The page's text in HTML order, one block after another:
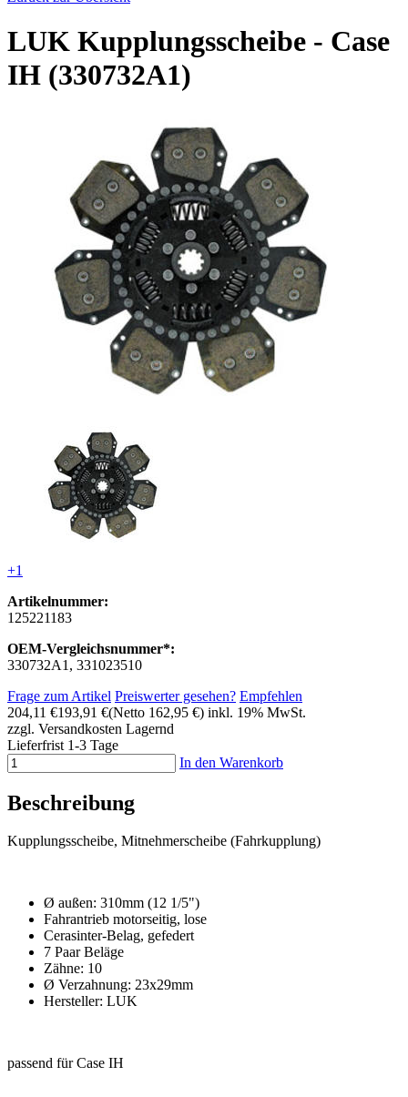
LUK Kupplungsscheibe - Case
IH (330732A1)
+1
Artikelnummer:
125221183
OEM-Vergleichsnummer*:
330732A1, 331023510
Frage zum Artikel Preiswerter gesehen? Empfehlen
204,11 €193,91 €(Netto 162,95 €) inkl. 19% MwSt.
zzgl. Versandkosten Lagernd
Lieferfrist 1-3 Tage
In den Warenkorb
Beschreibung
Kupplungsscheibe, Mitnehmerscheibe (Fahrkupplung)
Ø außen: 310mm (12 1/5")
Fahrantrieb motorseitig, lose
Cerasinter-Belag, gefedert
7 Paar Beläge
Zähne: 10
Ø Verzahnung: 23x29mm
Hersteller: LUK
passend für Case IH